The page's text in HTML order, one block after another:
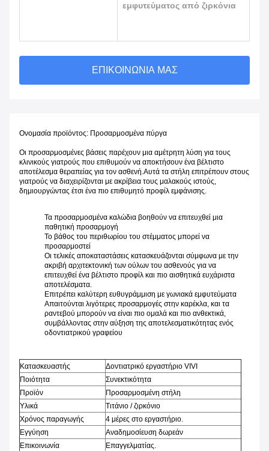
εμφυτεύματος από ζιρκόνια
ΕΠΙΚΟΙΝΩΝΊΑ ΜΑΣ
Ονομασία προϊόντος: Προσαρμοσμένα πύργα
Οι προσαρμοσμένες βάσεις παρέχουν μια αμέτρητη λύση για τους
κλινικούς γιατρούς που επιθυμούν να αποκτήσουν ένα βέλτιστο
αποτέλεσμα θεραπείας για τον ασθενή.Αυτά τα στήλη επιτρέπουν στους
γιατρούς να διαχειρίζονται με ακρίβεια τους μαλακούς ιστούς,
δημιουργώντας έτσι ένα πιο επιθυμητό προφίλ εμφάνισης.
Τα προσαρμοσμένα καλώδια βοηθούν να επιτευχθεί μια
παθητική προσαρμογή
Το βάθος του περιθωρίου του στέμματος μπορεί να
προσαρμοστεί
Οι τελικές αποκαταστάσεις κατασκευάζονται σύμφωνα με την
ακριβή αρχιτεκτονική των ούλων του ασθενούς για να
επιτευχθεί ένα βέλτιστο προφίλ και πιο αισθητικά ευχάριστα
αποτελέσματα.
Επιτρέπει καλύτερη ευθυγράμμιση με γωνιακά εμφυτεύματα
Απαιτούνται λιγότερες προσαρμογές στην καρέκλα, και τα
ραντεβού μπορούν να είναι πιο ομαλά και πιο ανθεκτικά,
συμβάλλοντας στην αύξηση της αποτελεσματικότητας ενός
οδοντιατρικού γραφείου
Κατασκευαστής
Δοντιατρικό εργαστήριο VIVI
Ποιότητα
Συνεκτικότητα
Προϊόν
Προσαρμοσμένη στήλη
Υλικά
Τιτάνιο / ζιρκόνιο
Χρόνος παραγωγής
4 μέρες στο εργαστήριο.
Εγγύηση
Αναδημοσίευση δωρεάν
Επικοινωνία
Επαγγελματίας.